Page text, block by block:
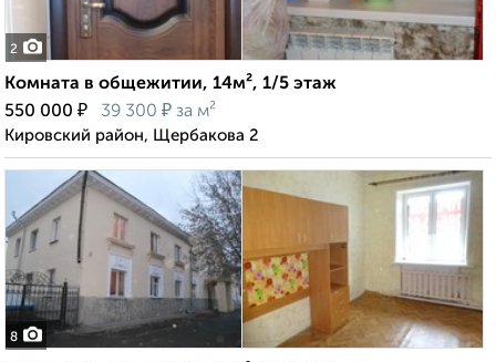
2
Комната в общежитии, 14м², 1/5 этаж
550 000 ₽ 39 300 ₽ за м²
Кировский район, Щербакова 2
8